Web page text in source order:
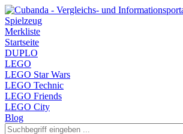
Merkliste
Startseite
DUPLO
LEGO
LEGO Star Wars
LEGO Technic
LEGO Friends
LEGO City
Blog